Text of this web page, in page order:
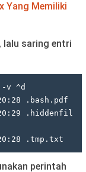
Yang Memiliki
lalu saring entri
v ^d
.bash.pdf
.hiddenfil
.tmp.txt
perintah